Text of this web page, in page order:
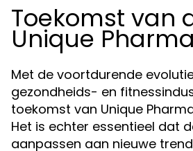
Toekomst van
Unique
Met de voortdurende
gezondheids- en
toekomst van Unique
Het is echter essentieel dat
aanpassen aan nieuwe